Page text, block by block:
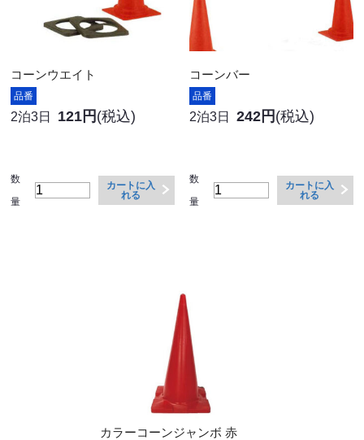
コーンウエイト
品番
2泊3日 121円 (税込)
数
量
カートに入
れる
コーンバー
品番
2泊3日 242円 (税込)
数
量
カートに入
れる
カラーコーンジャンボ 赤